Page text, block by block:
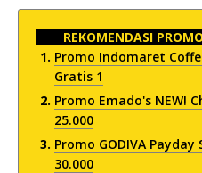
REKOMENDASI
Promo Indomaret
Gratis 1
Promo Emado's NEW!
25.000
Promo GODIVA
30.000